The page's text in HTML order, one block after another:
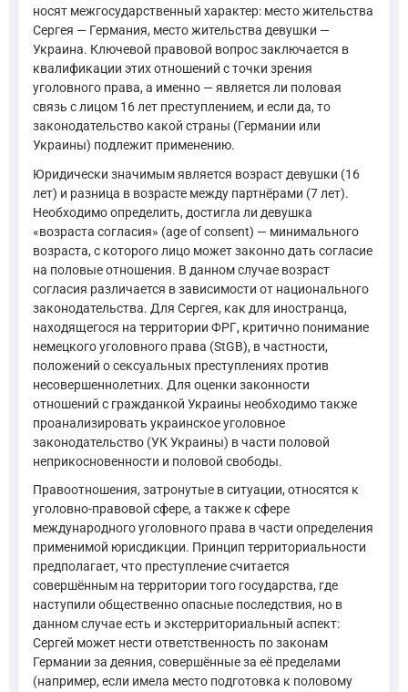
носят межгосударственный характер: место жительства
Сергея — Германия, место жительства девушки —
Украина. Ключевой правовой вопрос заключается в
квалификации этих отношений с точки зрения
уголовного права, а именно — является ли половая
связь с лицом 16 лет преступлением, и если да, то
законодательство какой страны (Германии или
Украины) подлежит применению.
Юридически значимым является возраст девушки (16
лет) и разница в возрасте между партнёрами (7 лет).
Необходимо определить, достигла ли девушка
«возраста согласия» (age of consent) — минимального
возраста, с которого лицо может законно дать согласие
на половые отношения. В данном случае возраст
согласия различается в зависимости от национального
законодательства. Для Сергея, как для иностранца,
находящегося на территории ФРГ, критично понимание
немецкого уголовного права (StGB), в частности,
положений о сексуальных преступлениях против
несовершеннолетних. Для оценки законности
отношений с гражданкой Украины необходимо также
проанализировать украинское уголовное
законодательство (УК Украины) в части половой
неприкосновенности и половой свободы.
Правоотношения, затронутые в ситуации, относятся к
уголовно-правовой сфере, а также к сфере
международного уголовного права в части определения
применимой юрисдикции. Принцип территориальности
предполагает, что преступление считается
совершённым на территории того государства, где
наступили общественно опасные последствия, но в
данном случае есть и экстерриториальный аспект:
Сергей может нести ответственность по законам
Германии за деяния, совершённые за её пределами
(например, если имела место подготовка к половому